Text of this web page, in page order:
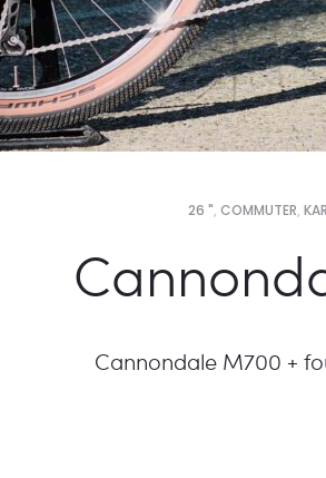
26 ", COMMUTER,
Cannondale M700 +